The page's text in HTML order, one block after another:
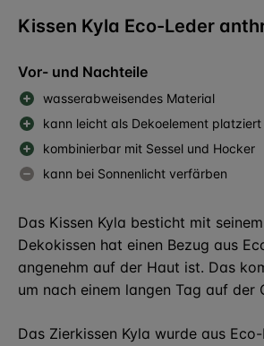
Kissen Kyla Eco-Leder
Vor- und Nachteile
wasserabweisendes Material
kann leicht als Dekoelement platziert
kombinierbar mit Sessel und Hocker
kann bei Sonnenlicht verfärben
Das Kissen Kyla besticht mit
Dekokissen hat einen Bezug aus
angenehm auf der Haut ist. Das
um nach einem langen Tag auf der
Das Zierkissen Kyla wurde aus